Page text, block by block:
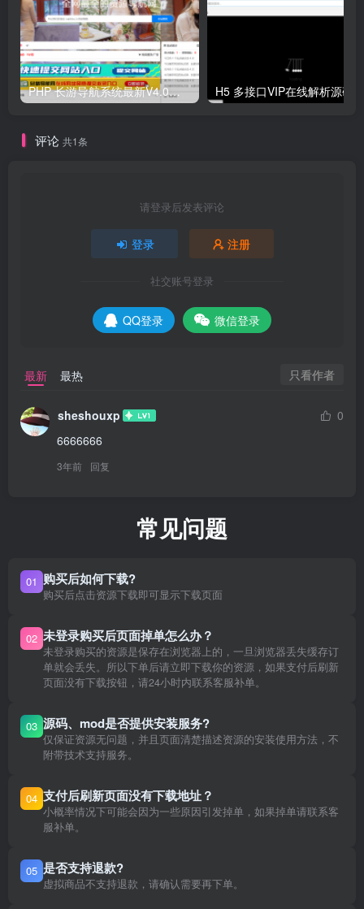
PHP 长游导航系统最新V4.0开源可运营正版 源码 H5 多接口VIP在线解析源码
评论 共1条
请登录后发表评论
登录 注册
社交账号登录
QQ登录 微信登录
最新 最热 只看作者
sheshouxp
0
6666666
3年前 回复
常见问题
01 购买后如何下载?
购买后点击资源下载即可显示下载页面
02 未登录购买后页面掉单怎么办？
未登录购买的资源是保存在浏览器上的，一旦浏览器丢失缓存订
单就会丢失。所以下单后请立即下载你的资源，如果支付后刷新
页面没有下载按钮，请24小时内联系客服补单。
03 源码、mod是否提供安装服务?
仅保证资源无问题，并且页面清楚描述资源的安装使用方法，不
附带技术支持服务。
04 支付后刷新页面没有下载地址？
小概率情况下可能会因为一些原因引发掉单，如果掉单请联系客
服补单。
05 是否支持退款?
虚拟商品不支持退款，请确认需要再下单。